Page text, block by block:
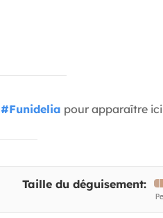
#Funidelia pour apparaître ici
Taille du déguisement: